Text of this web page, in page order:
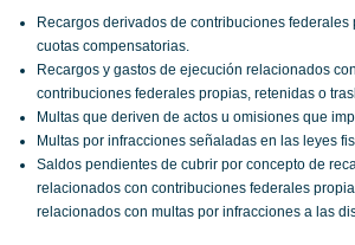
Recargos derivados de contribuciones
cuotas compensatorias.
Recargos y gastos de ejecución relacionados
contribuciones federales propias, retenidas o
Multas que deriven de actos u omisiones que
Multas por infracciones señaladas en las leyes
Saldos pendientes de cubrir por concepto de
relacionados con contribuciones federales
relacionados con multas por infracciones a las